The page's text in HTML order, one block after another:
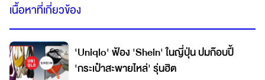
เนื้อหาที่เกี่ยวข้อง
'Uniqlo' ฟ้อง 'Shein' ในญี่ปุ่น ปมก๊อบปี้
'กระเป๋าสะพายไหล่' รุ่นฮิต